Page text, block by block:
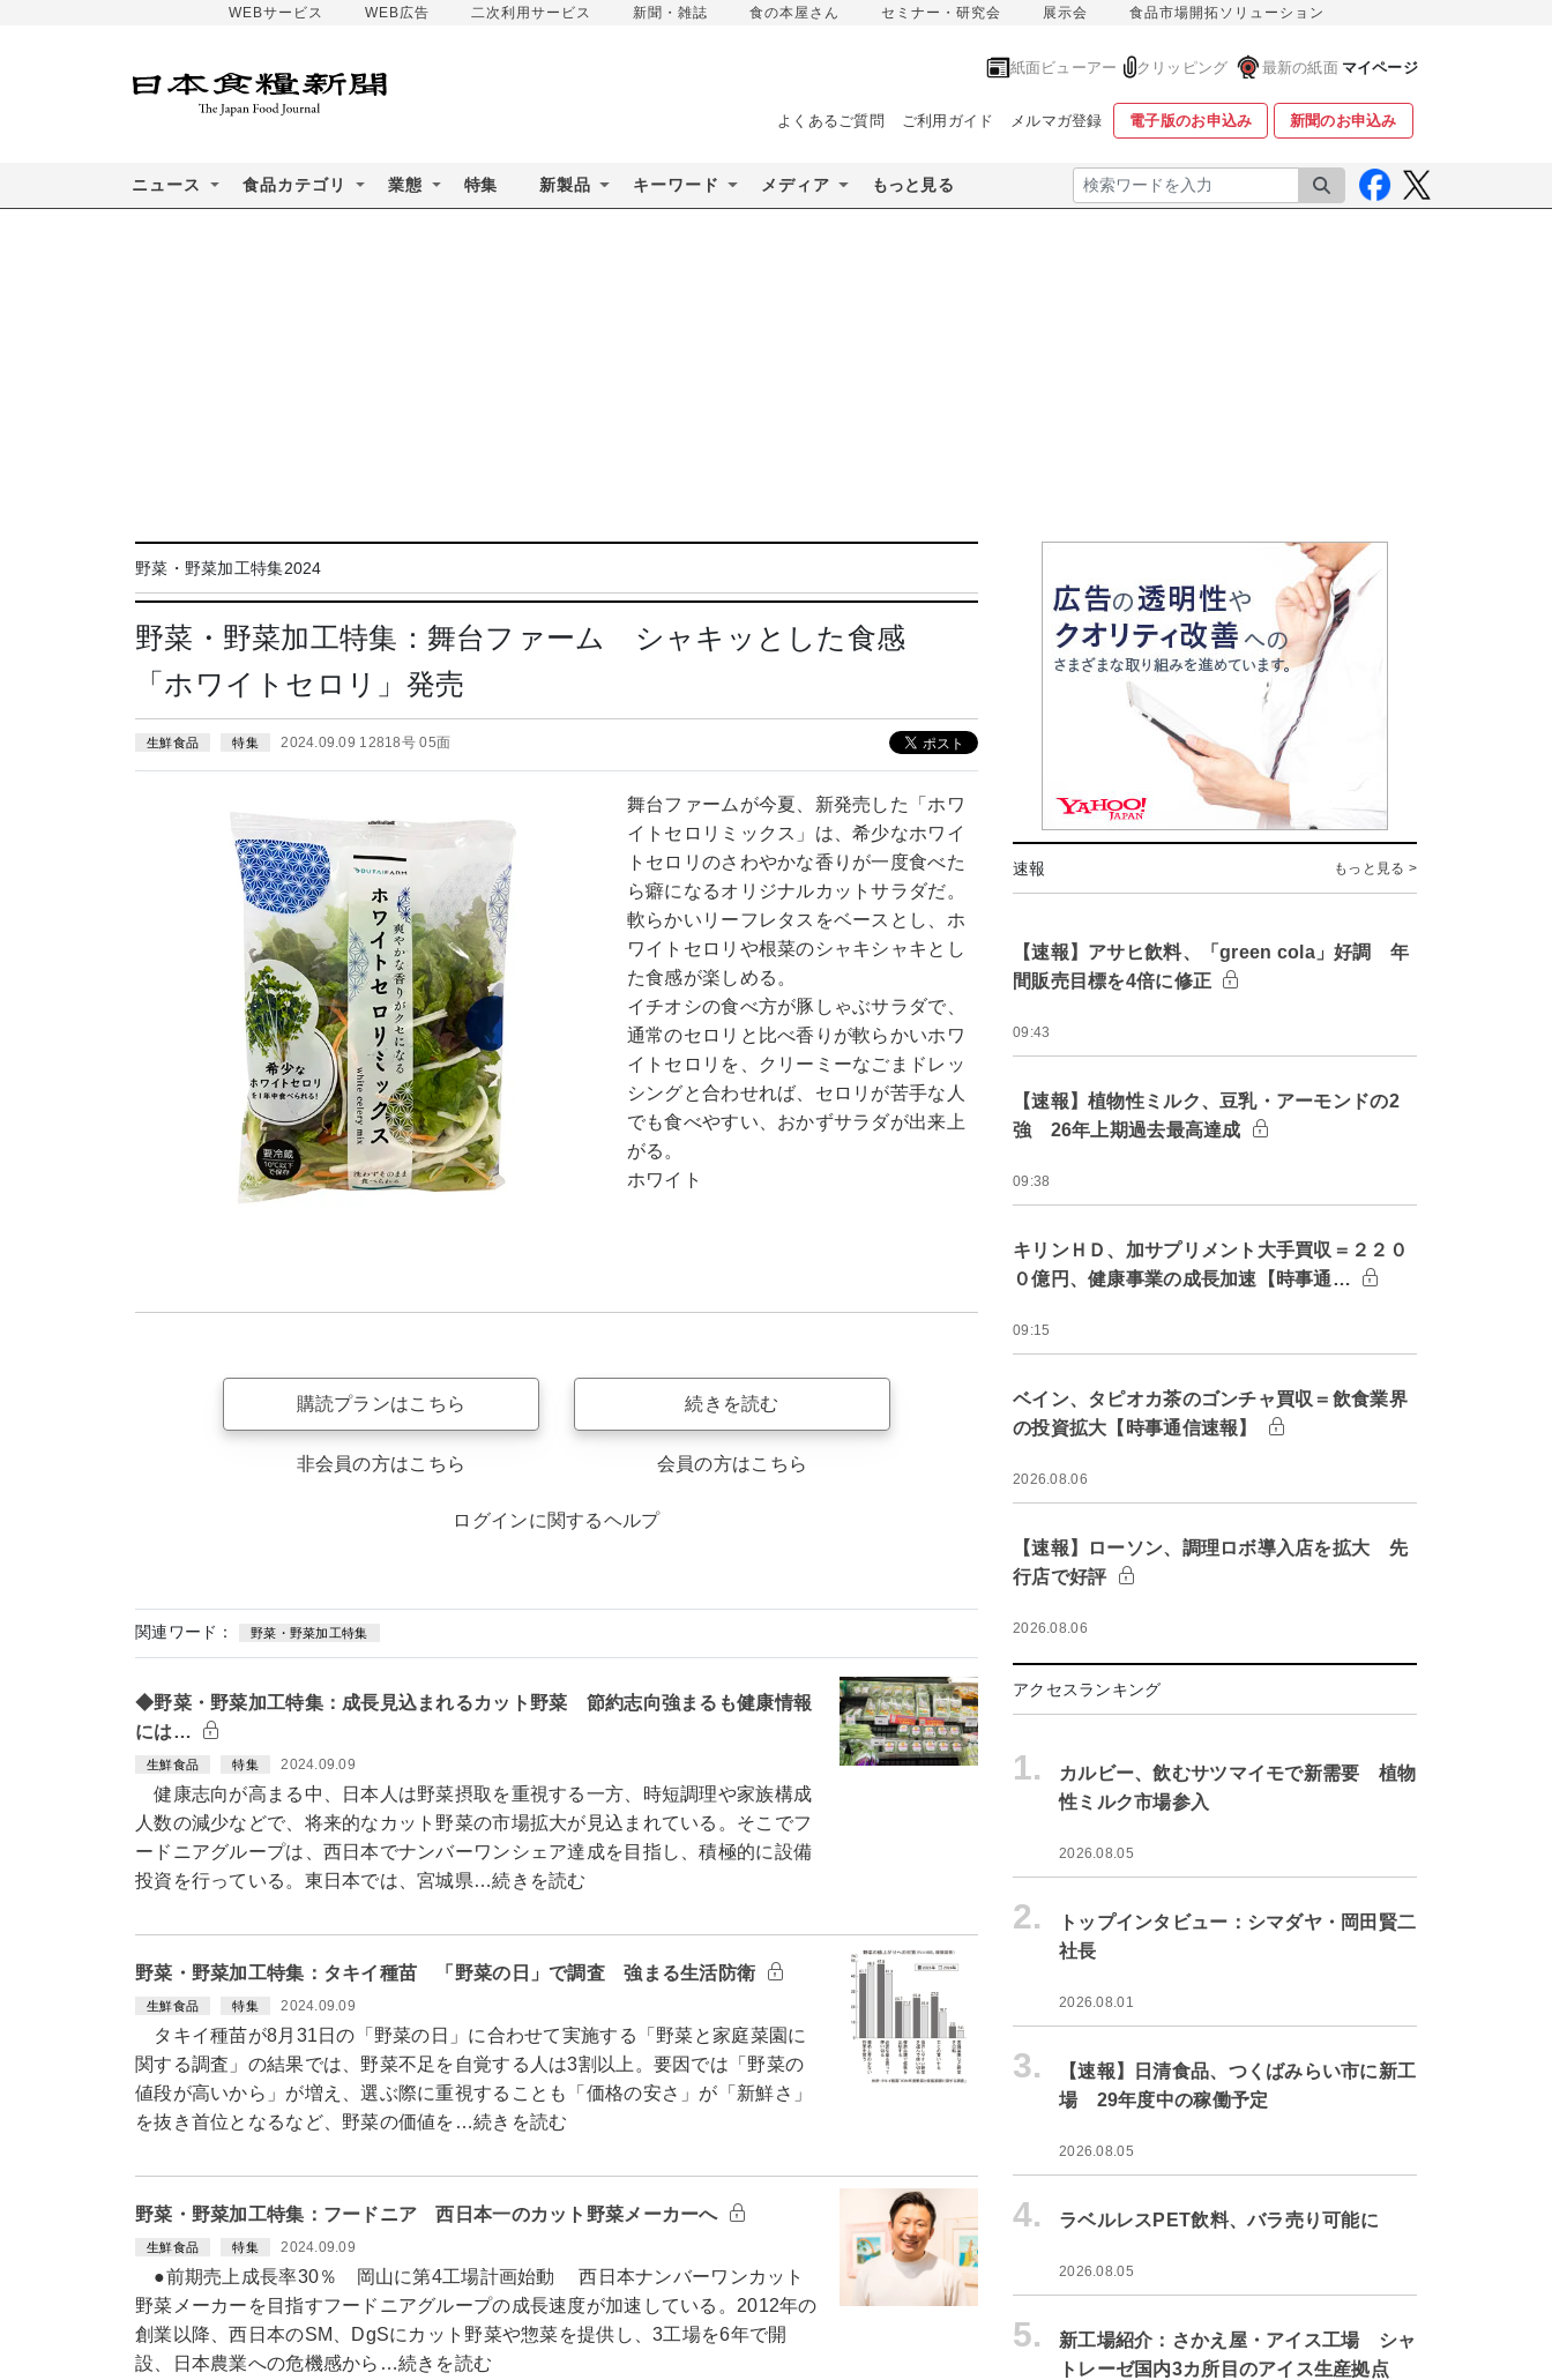
WEBサービス WEB広告 二次利用サービス 新聞・雑誌 食の本屋さん セミナー・研究会 展示会 食品市場開拓ソリューション
紙面ビューアー クリッピング 最新の紙面 マイページ
よくあるご質問 ご利用ガイド メルマガ登録 電子版のお申込み 新聞のお申込み
ニュース 食品カテゴリ 業態 特集 新製品 キーワード メディア もっと見る 検索
野菜・野菜加工特集2024
野菜・野菜加工特集：舞台ファーム シャキッとした食感
「ホワイトセロリ」発売
生鮮食品 特集 2024.09.09 12818号 05面
舞台ファームが今夏、新発売した「ホワ
イトセロリミックス」は、希少なホワイ
トセロリのさわやかな香りが一度食べた
ら癖になるオリジナルカットサラダだ。
軟らかいリーフレタスをベースとし、ホ
ワイトセロリや根菜のシャキシャキとし
た食感が楽しめる。
イチオシの食べ方が豚しゃぶサラダで、
通常のセロリと比べ香りが軟らかいホワ
イトセロリを、クリーミーなごまドレッ
シングと合わせれば、セロリが苦手な人
でも食べやすい、おかずサラダが出来上
がる。
ホワイト
購読プランはこちら
非会員の方はこちら
続きを読む
会員の方はこちら
ログインに関するヘルプ
関連ワード： 野菜・野菜加工特集
◆野菜・野菜加工特集：成長見込まれるカット野菜 節約志向強まるも健康情報
には…
生鮮食品 特集 2024.09.09
健康志向が高まる中、日本人は野菜摂取を重視する一方、時短調理や家族構成
人数の減少などで、将来的なカット野菜の市場拡大が見込まれている。そこでフ
ードニアグループは、西日本でナンバーワンシェア達成を目指し、積極的に設備
投資を行っている。東日本では、宮城県…続きを読む
野菜・野菜加工特集：タキイ種苗 「野菜の日」で調査 強まる生活防衛
生鮮食品 特集 2024.09.09
タキイ種苗が8月31日の「野菜の日」に合わせて実施する「野菜と家庭菜園に
関する調査」の結果では、野菜不足を自覚する人は3割以上。要因では「野菜の
値段が高いから」が増え、選ぶ際に重視することも「価格の安さ」が「新鮮さ」
を抜き首位となるなど、野菜の価値を…続きを読む
野菜・野菜加工特集：フードニア 西日本一のカット野菜メーカーへ
生鮮食品 特集 2024.09.09
●前期売上成長率30％ 岡山に第4工場計画始動 西日本ナンバーワンカット
野菜メーカーを目指すフードニアグループの成長速度が加速している。2012年の
創業以降、西日本のSM、DgSにカット野菜や惣菜を提供し、3工場を6年で開
設、日本農業への危機感から…続きを読む
速報 もっと見る >
【速報】アサヒ飲料、「green cola」好調 年
間販売目標を4倍に修正
09:43
【速報】植物性ミルク、豆乳・アーモンドの2
強 26年上期過去最高達成
09:38
キリンＨＤ、加サプリメント大手買収＝２２０
０億円、健康事業の成長加速【時事通…
09:15
ベイン、タピオカ茶のゴンチャ買収＝飲食業界
の投資拡大【時事通信速報】
2026.08.06
【速報】ローソン、調理ロボ導入店を拡大 先
行店で好評
2026.08.06
アクセスランキング
1.
カルビー、飲むサツマイモで新需要 植物
性ミルク市場参入
2026.08.05
2.
トップインタビュー：シマダヤ・岡田賢二
社長
2026.08.01
3.
【速報】日清食品、つくばみらい市に新工
場 29年度中の稼働予定
2026.08.05
4. ラベルレスPET飲料、バラ売り可能に
2026.08.05
5.
新工場紹介：さかえ屋・アイス工場 シャ
トレーゼ国内3カ所目のアイス生産拠点